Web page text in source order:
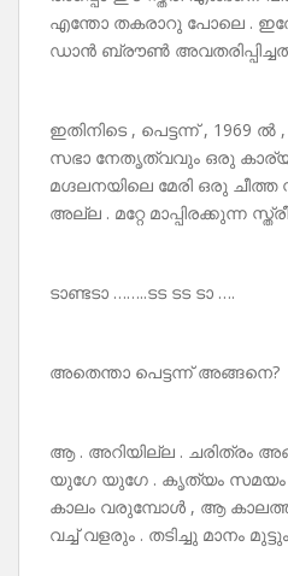
എന്തോ തകരാറു പോലെ .
ഡാൻ ബ്രൗൺ
ഇതിനിടെ , പെട്ടന്ന് , 1969
സഭാ നേതൃത്വവും ഒരു
മഗ്ദലനയിലെ മേരി ഒരു ചീത്ത
അല്ല . മറ്റേ മാപ്പിരക്കുന്ന
ടാണ്ടടാ ……..ടട ടട ടാ ….
അതെന്താ പെട്ടന്ന് അങ്ങനെ?
ആ . അറിയില്ല . ചരിത്രം
യുഗേ യുഗേ . കൃത്യം
കാലം വരുമ്പോൾ , ആ
വച്ച് വളരും . തടിച്ചു മാനം